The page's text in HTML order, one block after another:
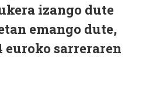
izango dute
emango dute,
euroko sarreraren